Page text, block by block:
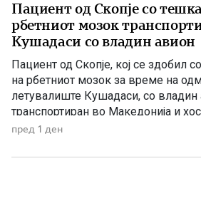
Пациент од Скопје со
рбетниот мозок
Кушадаси со владин авион
Пациент од Скопје, кој се здобил
на рбетниот мозок за време на
летувалиште Кушадаси, со владин
транспортиран во Македонија и
Универзитетската клиника за
интензивно лекување
пред 1 ден